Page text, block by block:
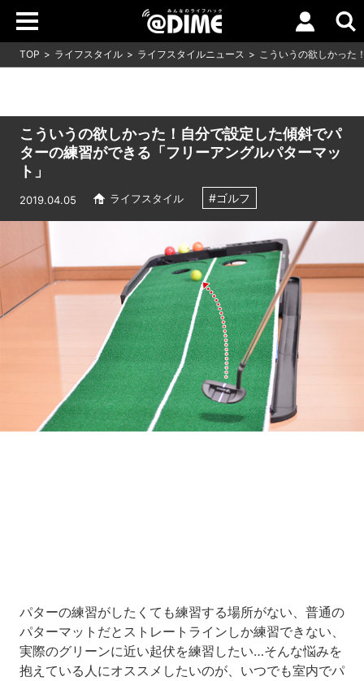
TOP ライフスタイル ライフスタイルニュース こういうの欲しかった
こういうの欲しかった！自分で設定した傾斜でパ
ターの練習ができる「フリーアングルパターマッ
ト」
2019.04.05 ライフスタイル #ゴルフ
パターの練習がしたくても練習する場所がない、普通の
パターマットだとストレートラインしか練習できない、
実際のグリーンに近い起伏を練習したい…そんな悩みを
抱えている人にオススメしたいのが、いつでも室内でパ